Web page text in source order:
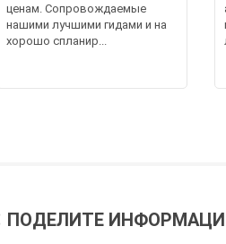
ценам. Сопровождаемые
нашими лучшими гидами и на
хорошо спланир...
ПОДЕЛИТЕ